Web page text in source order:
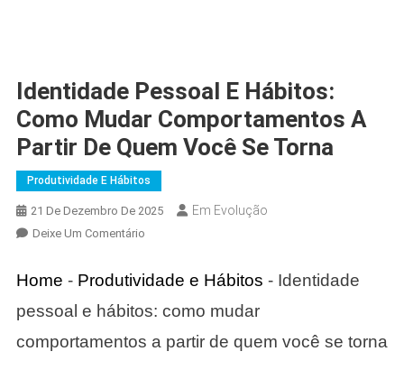
Identidade Pessoal E Hábitos:
Como Mudar Comportamentos A
Partir De Quem Você Se Torna
Produtividade E Hábitos
21 De Dezembro De 2025 Em Evolução
Deixe Um ComentárioEm
Pessoal
Hábitos:
Como
Home - Produtividade e Hábitos - Identidade
pessoal e hábitos: como mudar
comportamentos a partir de quem você se torna